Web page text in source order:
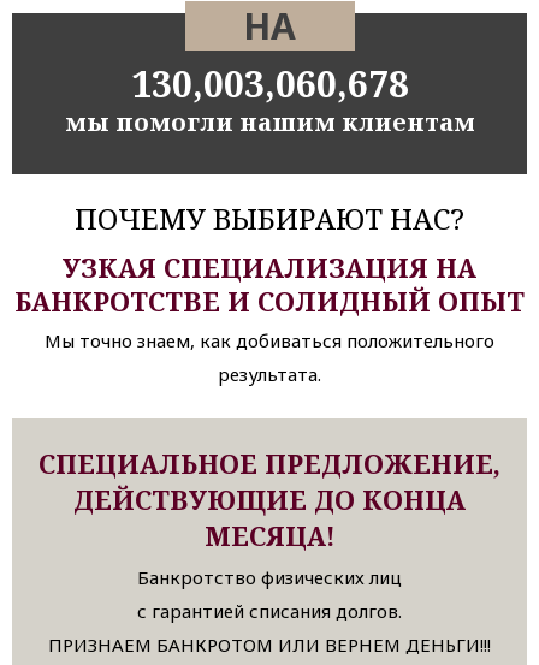
НА
130,003,060,678
мы помогли нашим клиентам
ПОЧЕМУ ВЫБИРАЮТ НАС?
УЗКАЯ СПЕЦИАЛИЗАЦИЯ НА
БАНКРОТСТВЕ И СОЛИДНЫЙ ОПЫТ
Мы точно знаем, как добиваться положительного
результата.
СПЕЦИАЛЬНОЕ ПРЕДЛОЖЕНИЕ,
ДЕЙСТВУЮЩИЕ ДО КОНЦА
МЕСЯЦА!
Банкротство физических лиц
с гарантией списания долгов.
ПРИЗНАЕМ БАНКРОТОМ ИЛИ ВЕРНЕМ ДЕНЬГИ!!!